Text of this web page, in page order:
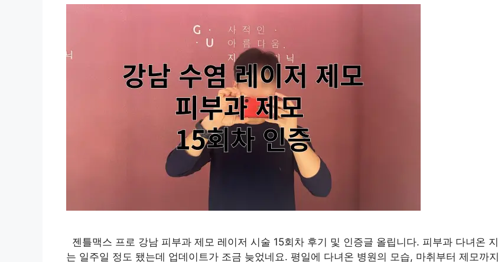
젠틀맥스 프로 강남 피부과 제모 레이저 시술 15회차 후기 및 인증글 올립니다. 피부과 다녀온 지
는 일주일 정도 됐는데 업데이트가 조금 늦었네요. 평일에 다녀온 병원의 모습, 마취부터 제모까지